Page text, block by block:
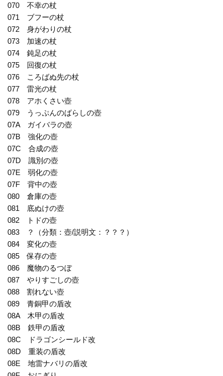
070 不幸の杖
071 ブフーの杖
072 身がわりの杖
073 加速の杖
074 鈍足の杖
075 回復の杖
076 ころばぬ先の杖
077 雷光の杖
078 アホくさい壺
079 うっぷんのばらしの壺
07A ガイバラの壺
07B 強化の壺
07C 合成の壺
07D 識別の壺
07E 弱化の壺
07F 背中の壺
080 倉庫の壺
081 底ぬけの壺
082 トドの壺
083 ？（分類：壺/説明文：？？？）
084 変化の壺
085 保存の壺
086 魔物のるつぼ
087 やりすごしの壺
088 割れない壺
089 青銅甲の盾改
08A 木甲の盾改
08B 鉄甲の盾改
08C ドラゴンシールド改
08D 重装の盾改
08E 地雷ナバリの盾改